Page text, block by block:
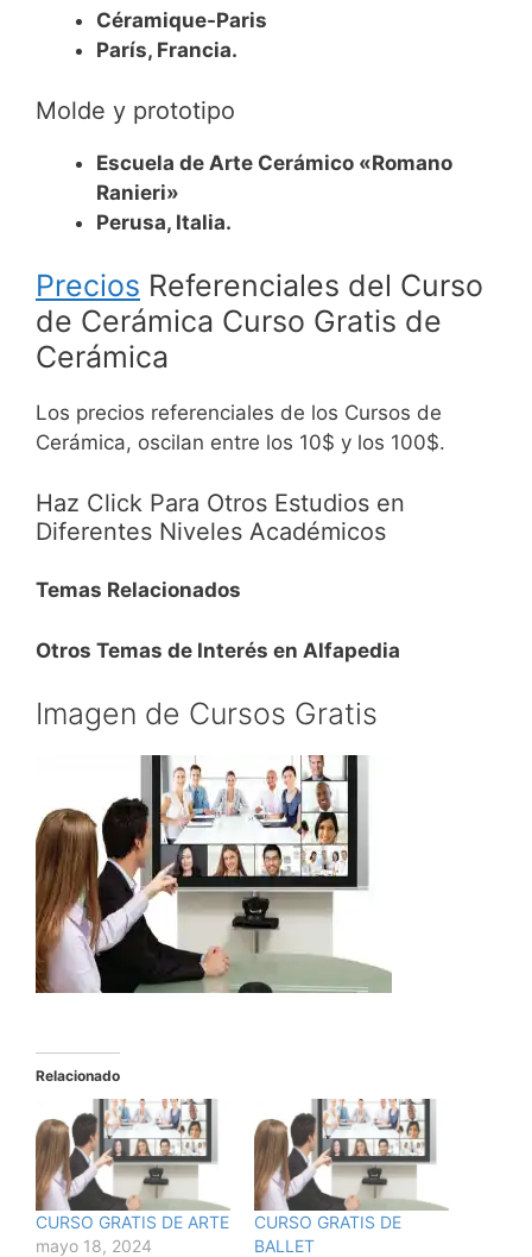
Céramique-Paris
París, Francia.
Molde y prototipo
Escuela de Arte Cerámico «Romano
Ranieri»
Perusa, Italia.
Precios Referenciales del Curso
de Cerámica Curso Gratis de
Cerámica
Los precios referenciales de los Cursos de
Cerámica, oscilan entre los 10$ y los 100$.
Haz Click Para Otros Estudios en
Diferentes Niveles Académicos
Temas Relacionados
Otros Temas de Interés en Alfapedia
Imagen de Cursos Gratis
Relacionado
CURSO GRATIS DE ARTE
mayo 18, 2024
CURSO GRATIS DE
BALLET